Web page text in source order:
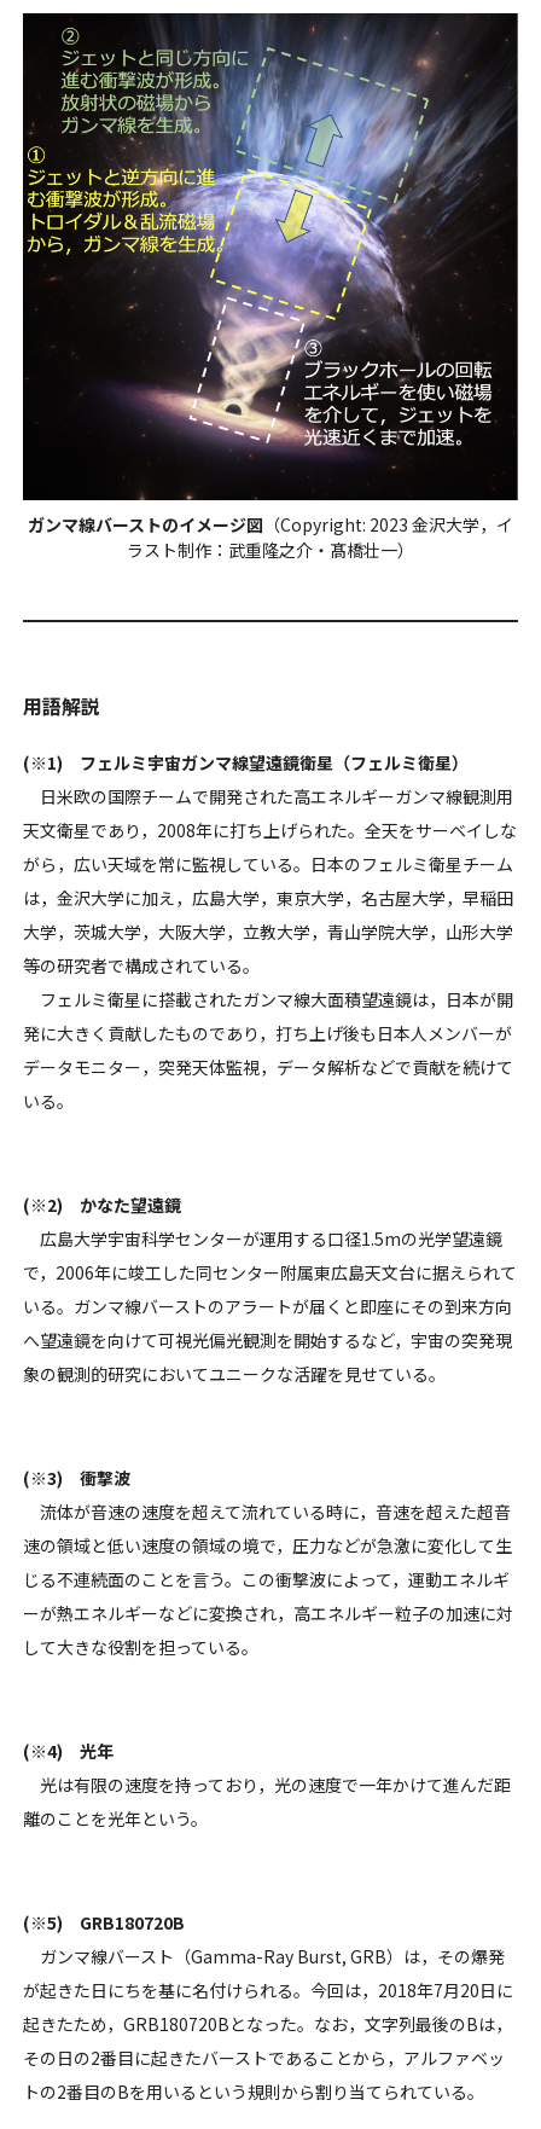
ガンマ線バーストのイメージ図 （Copyright: 2023 金沢大学，イ
ラスト制作：武重隆之介・髙橋壮一）
用語解説
(※1) フェルミ宇宙ガンマ線望遠鏡衛星（フェルミ衛星）
日米欧の国際チームで開発された高エネルギーガンマ線観測用
天文衛星であり，2008年に打ち上げられた。全天をサーベイしな
がら，広い天域を常に監視している。日本のフェルミ衛星チーム
は，金沢大学に加え，広島大学，東京大学，名古屋大学，早稲田
大学，茨城大学，大阪大学，立教大学，青山学院大学，山形大学
等の研究者で構成されている。
フェルミ衛星に搭載されたガンマ線大面積望遠鏡は，日本が開
発に大きく貢献したものであり，打ち上げ後も日本人メンバーが
データモニター，突発天体監視，データ解析などで貢献を続けて
いる。
(※2) かなた望遠鏡
広島大学宇宙科学センターが運用する口径1.5mの光学望遠鏡
で，2006年に竣工した同センター附属東広島天文台に据えられて
いる。ガンマ線バーストのアラートが届くと即座にその到来方向
へ望遠鏡を向けて可視光偏光観測を開始するなど，宇宙の突発現
象の観測的研究においてユニークな活躍を見せている。
(※3) 衝撃波
流体が音速の速度を超えて流れている時に，音速を超えた超音
速の領域と低い速度の領域の境で，圧力などが急激に変化して生
じる不連続面のことを言う。この衝撃波によって，運動エネルギ
ーが熱エネルギーなどに変換され，高エネルギー粒子の加速に対
して大きな役割を担っている。
(※4) 光年
光は有限の速度を持っており，光の速度で一年かけて進んだ距
離のことを光年という。
(※5) GRB180720B
ガンマ線バースト（Gamma-Ray Burst, GRB）は，その爆発
が起きた日にちを基に名付けられる。今回は，2018年7月20日に
起きたため，GRB180720Bとなった。なお，文字列最後のBは，
その日の2番目に起きたバーストであることから，アルファベッ
トの2番目のBを用いるという規則から割り当てられている。